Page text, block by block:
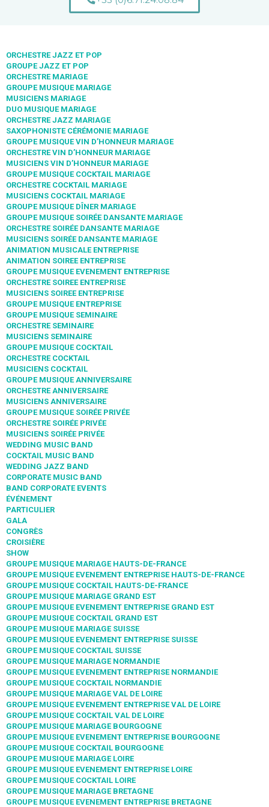
ORCHESTRE JAZZ ET POP
GROUPE JAZZ ET POP
ORCHESTRE MARIAGE
GROUPE MUSIQUE MARIAGE
MUSICIENS MARIAGE
DUO MUSIQUE MARIAGE
ORCHESTRE JAZZ MARIAGE
SAXOPHONISTE CÉRÉMONIE MARIAGE
GROUPE MUSIQUE VIN D’HONNEUR MARIAGE
ORCHESTRE VIN D’HONNEUR MARIAGE
MUSICIENS VIN D’HONNEUR MARIAGE
GROUPE MUSIQUE COCKTAIL MARIAGE
ORCHESTRE COCKTAIL MARIAGE
MUSICIENS COCKTAIL MARIAGE
GROUPE MUSIQUE DÎNER MARIAGE
GROUPE MUSIQUE SOIRÉE DANSANTE MARIAGE
ORCHESTRE SOIRÉE DANSANTE MARIAGE
MUSICIENS SOIRÉE DANSANTE MARIAGE
ANIMATION MUSICALE ENTREPRISE
ANIMATION SOIREE ENTREPRISE
GROUPE MUSIQUE EVENEMENT ENTREPRISE
ORCHESTRE SOIREE ENTREPRISE
MUSICIENS SOIREE ENTREPRISE
GROUPE MUSIQUE ENTREPRISE
GROUPE MUSIQUE SEMINAIRE
ORCHESTRE SEMINAIRE
MUSICIENS SEMINAIRE
GROUPE MUSIQUE COCKTAIL
ORCHESTRE COCKTAIL
MUSICIENS COCKTAIL
GROUPE MUSIQUE ANNIVERSAIRE
ORCHESTRE ANNIVERSAIRE
MUSICIENS ANNIVERSAIRE
GROUPE MUSIQUE SOIRÉE PRIVÉE
ORCHESTRE SOIRÉE PRIVÉE
MUSICIENS SOIRÉE PRIVÉE
WEDDING MUSIC BAND
COCKTAIL MUSIC BAND
WEDDING JAZZ BAND
CORPORATE MUSIC BAND
BAND CORPORATE EVENTS
ÉVÉNEMENT
PARTICULIER
GALA
CONGRÈS
CROISIÈRE
SHOW
GROUPE MUSIQUE MARIAGE HAUTS-DE-FRANCE
GROUPE MUSIQUE EVENEMENT ENTREPRISE HAUTS-DE-FRANCE
GROUPE MUSIQUE COCKTAIL HAUTS-DE-FRANCE
GROUPE MUSIQUE MARIAGE GRAND EST
GROUPE MUSIQUE EVENEMENT ENTREPRISE GRAND EST
GROUPE MUSIQUE COCKTAIL GRAND EST
GROUPE MUSIQUE MARIAGE SUISSE
GROUPE MUSIQUE EVENEMENT ENTREPRISE SUISSE
GROUPE MUSIQUE COCKTAIL SUISSE
GROUPE MUSIQUE MARIAGE NORMANDIE
GROUPE MUSIQUE EVENEMENT ENTREPRISE NORMANDIE
GROUPE MUSIQUE COCKTAIL NORMANDIE
GROUPE MUSIQUE MARIAGE VAL DE LOIRE
GROUPE MUSIQUE EVENEMENT ENTREPRISE VAL DE LOIRE
GROUPE MUSIQUE COCKTAIL VAL DE LOIRE
GROUPE MUSIQUE MARIAGE BOURGOGNE
GROUPE MUSIQUE EVENEMENT ENTREPRISE BOURGOGNE
GROUPE MUSIQUE COCKTAIL BOURGOGNE
GROUPE MUSIQUE MARIAGE LOIRE
GROUPE MUSIQUE EVENEMENT ENTREPRISE LOIRE
GROUPE MUSIQUE COCKTAIL LOIRE
GROUPE MUSIQUE MARIAGE BRETAGNE
GROUPE MUSIQUE EVENEMENT ENTREPRISE BRETAGNE